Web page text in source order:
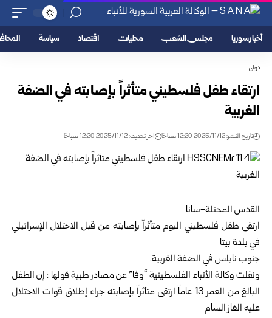
أخبار سوريا مجلس الشعب محليات اقتصاد سياسة
دولي
ارتقاء طفل فلسطيني متأثراً بإصابته في الضفة
الغربية
تاريخ النشر: 2025/11/12 12:20 صباحًا اخر تحديث: 2025/11/12 12:20 صباحًا
القدس المحتلة-سانا
ارتقى طفل فلسطيني اليوم متأثراً بإصابته من قبل الاحتلال الإسرائيلي
في بلدة بيتا
جنوب نابلس في الضفة الغربية.
ونقلت وكالة الأنباء الفلسطينية “وفا” عن مصادر طبية قولها : إن الطفل
البالغ من العمر 13 عاماً ارتقى متأثراً بإصابته جراء إطلاق قوات الاحتلال
عليه الغاز السام